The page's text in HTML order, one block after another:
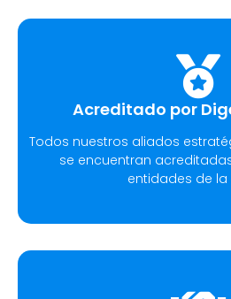
Acreditado por
Todos nuestros aliados
se encuentran
entidades de la